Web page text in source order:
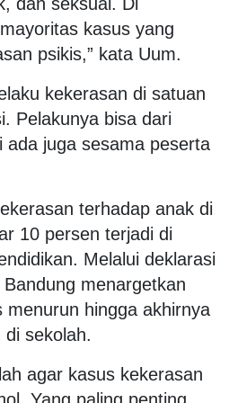
kasus yang
psikis,” kata Uum.
kekerasan di satuan
Pelakunya bisa dari
ada juga sesama peserta
terhadap anak di
10 persen terjadi di
Melalui deklarasi
menargetkan
hingga akhirnya
sekolah.
agar kasus kekerasan